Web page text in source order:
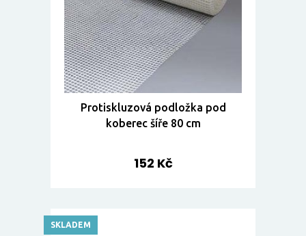
Protiskluzová podložka pod
koberec šíře 80 cm
152 Kč
SKLADEM